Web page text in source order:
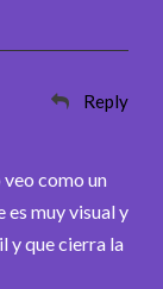
Reply
como un
muy visual y
y que cierra la